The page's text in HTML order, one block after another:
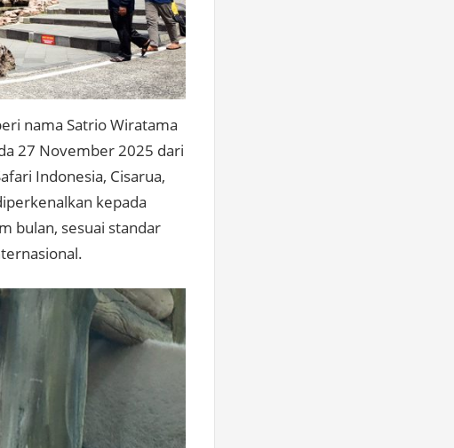
nama Satrio Wiratama
27 November 2025 dari
Indonesia, Cisarua,
kepada
bulan, sesuai standar